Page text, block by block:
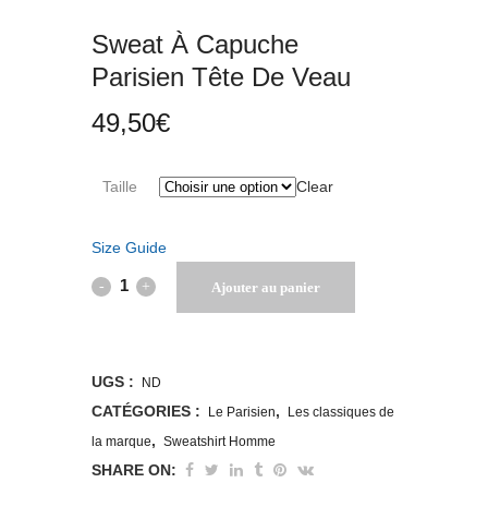
Sweat À Capuche
Parisien Tête De Veau
49,50€
Taille Clear
Size Guide
Sweat
Parisien
tête
Ajouter au panier
UGS : ND
CATÉGORIES : Le Parisien,
Les classiques de
la marque, Sweatshirt Homme
SHARE ON: